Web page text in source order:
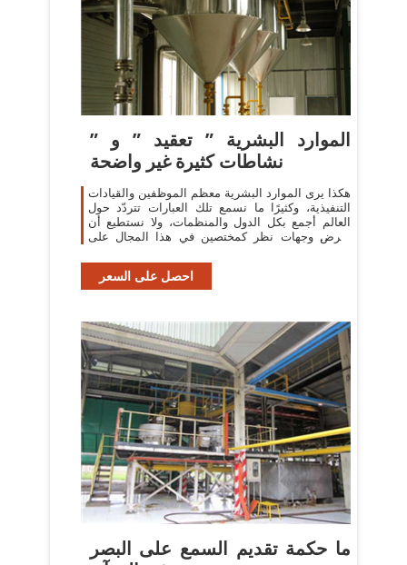
الموارد البشرية ” تعقيد ” و ”
نشاطات كثيرة غير واضحة
هكذا يرى الموارد البشرية معظم الموظفين والقيادات
التنفيذية، وكثيرًا ما نسمع تلك العبارات تتردّد حول
العالم أجمع بكل الدول والمنظمات، ولا نستطيع أن
نفرض وجهات نظر كمختصين في هذا المجال على
احصل على السعر
‫ما حكمة تقديم السمع على البصر